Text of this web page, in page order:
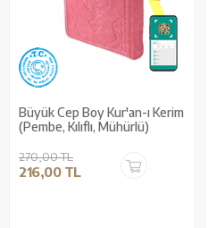
Büyük Cep Boy Kur'an-ı Kerim
(Pembe, Kılıflı, Mühürlü)
270,00 TL
216,00 TL